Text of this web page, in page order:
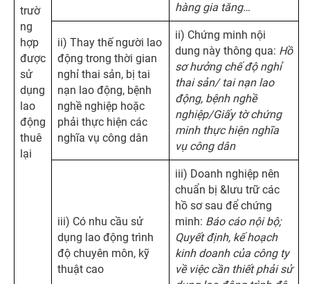
trườ
ng
hợp
được
sử
dụng
lao
động
thuê
lại
hàng gia tăng…
ii) Thay thế người lao
động trong thời gian
nghỉ thai sản, bị tai
nạn lao động, bệnh
nghề nghiệp hoặc
phải thực hiện các
nghĩa vụ công dân
ii) Chứng minh nội
dung này thông qua: Hồ
sơ hưởng chế độ nghỉ
thai sản/ tai nạn lao
động, bệnh nghề
nghiệp/Giấy tờ chứng
minh thực hiện nghĩa
vụ công dân
iii) Có nhu cầu sử
dụng lao động trình
độ chuyên môn, kỹ
thuật cao
iii) Doanh nghiệp nên
chuẩn bị &lưu trữ các
hồ sơ sau để chứng
minh: Báo cáo nội bộ;
Quyết định, kế hoạch
kinh doanh của công ty
về việc cần thiết phải sử